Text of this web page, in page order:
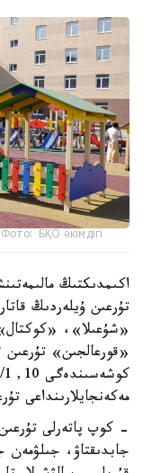
Фото: БҚО әкімдігі
اكىمدىكتىڭ
تۇرعىن ۇيلەردىڭ
«شۇعىلا»،
مەكەنجايلارىنداعى
- كوپ پاتەرلى
جابدىقتاۋ، جىلۋمەن